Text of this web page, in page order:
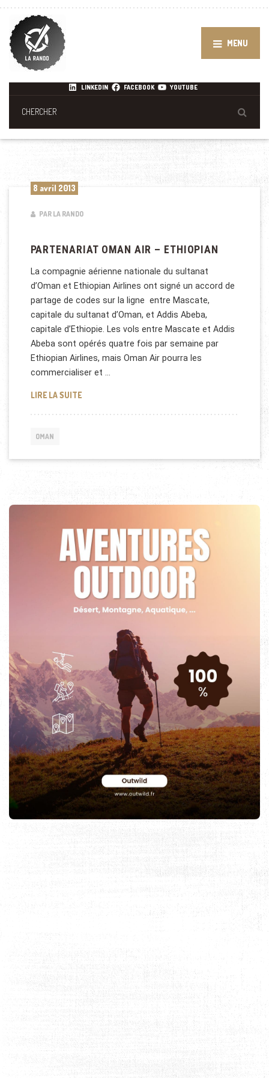
MENU
LINKEDIN FACEBOOK YOUTUBE
8 avril 2013
PAR LA RANDO
PARTENARIAT OMAN AIR – ETHIOPIAN
La compagnie aérienne nationale du sultanat
d’Oman et Ethiopian Airlines ont signé un accord de
partage de codes sur la ligne entre Mascate,
capitale du sultanat d’Oman, et Addis Abeba,
capitale d’Ethiopie. Les vols entre Mascate et Addis
Abeba sont opérés quatre fois par semaine par
Ethiopian Airlines, mais Oman Air pourra les
commercialiser et …
LIRE LA SUITEPARTENARIAT OMAN AIR – ETHIOPIAN
OMAN